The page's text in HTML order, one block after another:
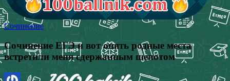
Сочинение
Сочинение ЕГЭ и вот опять родные места
встретили меня сдержанным шепотом